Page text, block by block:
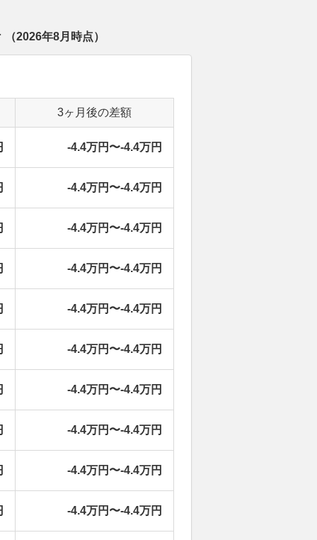
（2026年8月 時点）
3ヶ月後の差額
-4.4万円〜-4.4万円
-4.4万円〜-4.4万円
-4.4万円〜-4.4万円
-4.4万円〜-4.4万円
-4.4万円〜-4.4万円
-4.4万円〜-4.4万円
-4.4万円〜-4.4万円
-4.4万円〜-4.4万円
-4.4万円〜-4.4万円
-4.4万円〜-4.4万円